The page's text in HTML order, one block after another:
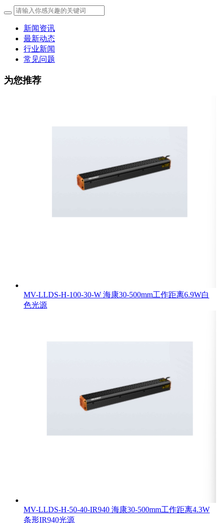
新闻资讯
最新动态
行业新闻
常见问题
为您推荐
MV-LLDS-H-100-30-W 海康30-500mm工作距离6.9W白
色光源
MV-LLDS-H-50-40-IR940 海康30-500mm工作距离4.3W
条形IR940光源